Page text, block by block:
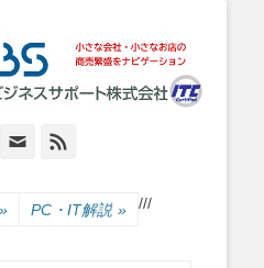
岸本ビジネスサポ
ート株式会社
IT経営をナビゲーション
Email
» /
PC・IT解説 » //